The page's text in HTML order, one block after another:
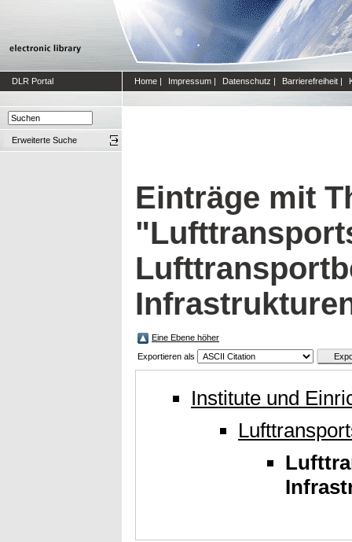
DLR Portal Home | Impressum | Datenschutz | Barrierefreiheit |
Erweiterte Suche
Einträge mit
Eine Ebene höher
Exportieren als
Institute und